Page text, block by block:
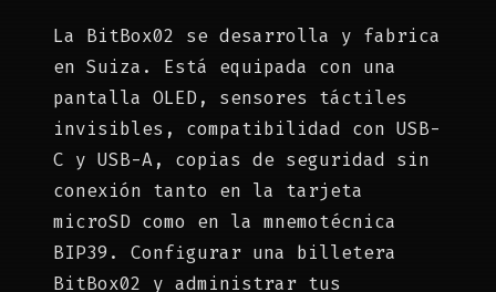
La BitBox02 se desarrolla y fabrica
en Suiza. Está equipada con una
pantalla OLED, sensores táctiles
invisibles, compatibilidad con USB-
C y USB-A, copias de seguridad sin
conexión tanto en la tarjeta
microSD como en la mnemotécnica
BIP39. Configurar una billetera
BitBox02 y administrar tus